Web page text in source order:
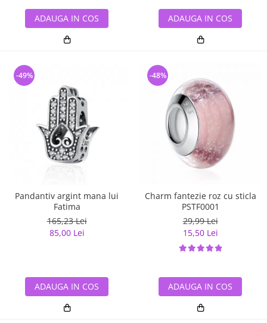
ADAUGA IN COS ADAUGA IN COS
Pandantiv argint mana lui
Fatima
165,23 Lei
85,00 Lei
-49%
ADAUGA IN COS
Charm fantezie roz cu sticla
PSTF0001
29,99 Lei
15,50 Lei
-48%
ADAUGA IN COS